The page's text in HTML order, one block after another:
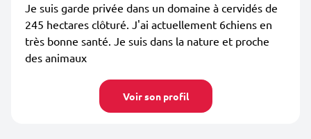
Je suis garde privée dans un domaine à cervidés de
245 hectares clôturé. J'ai actuellement 6chiens en
très bonne santé. Je suis dans la nature et proche
des animaux
Voir son profil